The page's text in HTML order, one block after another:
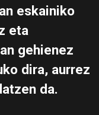
eskainiko
eta
gehienez
dira, aurrez
da.